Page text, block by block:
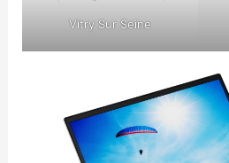
Vitry Sur Seine